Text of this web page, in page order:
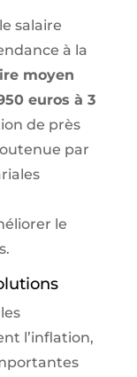
salaire
à la
moyen
euros à 3
de près
par
le
l’inflation,